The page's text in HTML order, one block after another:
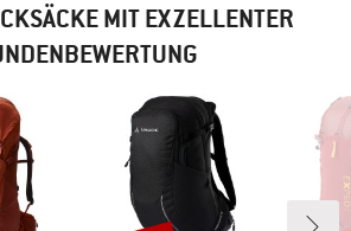
MIT EXZELLENTER